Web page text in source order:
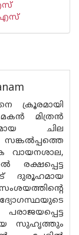
എസ്
ക്രൂരമായി
മിത്രന്‍
ചില
വായനശാല,
രക്ഷപ്പെട്ട
ദുരൂഹമായ
സുഹൃത്തും